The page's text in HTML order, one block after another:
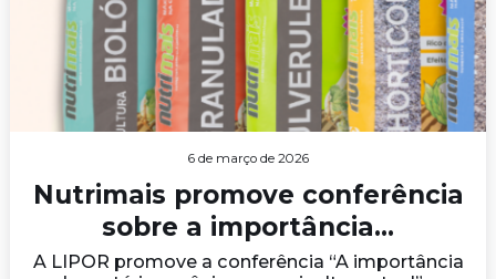
6 de março de 2026
Nutrimais promove conferência
sobre a importância...
A LIPOR promove a conferência “A importância